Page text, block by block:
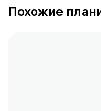
Похожие